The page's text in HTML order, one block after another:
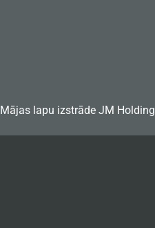
Mājas lapu izstrāde JM Holding